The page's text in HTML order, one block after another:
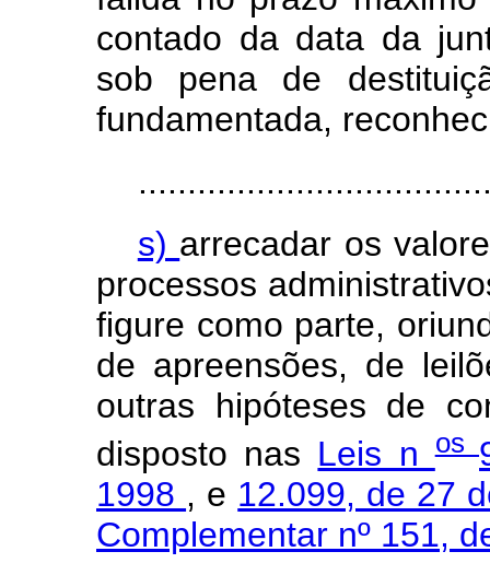
contado da data da
sob pena de
fundamentada,
s) arrecadar os
processos
figure como parte,
de apreensões, de
outras hipóteses de
disposto nas Leis nos
1998 , e 12.099, de 27
Complementar nº 151,